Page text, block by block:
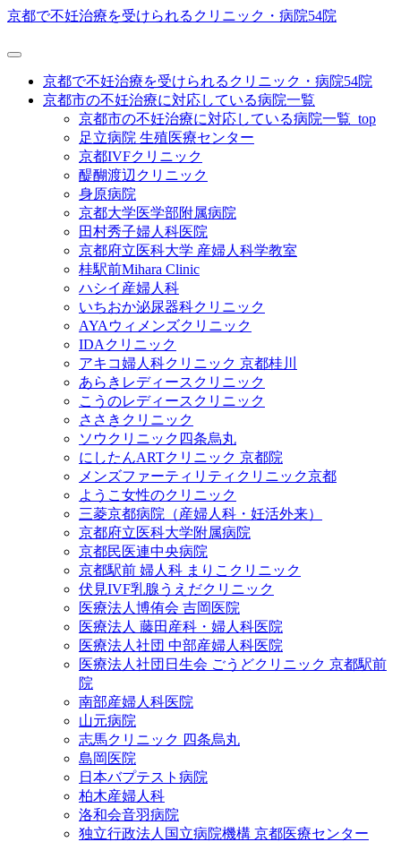
京都で不妊治療を受けられるクリニック・病院54院
京都で不妊治療を受けられるクリニック・病院54院
京都市の不妊治療に対応している病院一覧
京都市の不妊治療に対応している病院一覧_top
足立病院 生殖医療センター
京都IVFクリニック
醍醐渡辺クリニック
身原病院
京都大学医学部附属病院
田村秀子婦人科医院
京都府立医科大学 産婦人科学教室
桂駅前Mihara Clinic
ハシイ産婦人科
いちおか泌尿器科クリニック
AYAウィメンズクリニック
IDAクリニック
アキコ婦人科クリニック 京都桂川
あらきレディースクリニック
こうのレディースクリニック
ささきクリニック
ソウクリニック四条烏丸
にしたんARTクリニック 京都院
メンズファーティリティクリニック京都
ようこ女性のクリニック
三菱京都病院（産婦人科・妊活外来）
京都府立医科大学附属病院
京都民医連中央病院
京都駅前 婦人科 まりこクリニック
伏見IVF乳腺うえだクリニック
医療法人博侑会 吉岡医院
医療法人 藤田産科・婦人科医院
医療法人社団 中部産婦人科医院
医療法人社団日生会 ごうどクリニック 京都駅前
院
南部産婦人科医院
山元病院
志馬クリニック 四条烏丸
島岡医院
日本バプテスト病院
柏木産婦人科
洛和会音羽病院
独立行政法人国立病院機構 京都医療センター